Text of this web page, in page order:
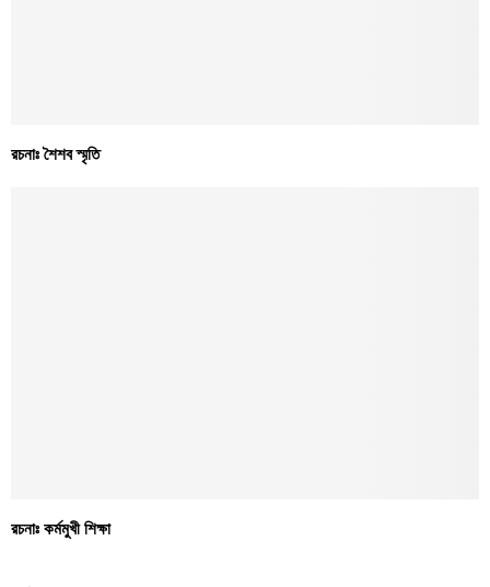
রচনাঃ শৈশব স্মৃতি
রচনাঃ কর্মমুখী শিক্ষা